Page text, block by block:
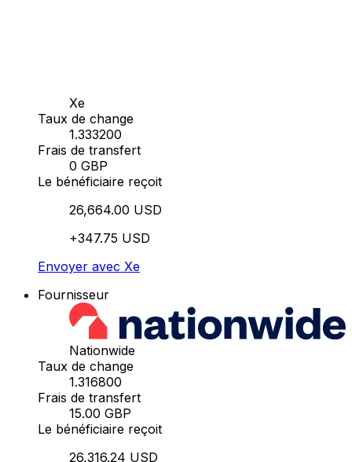
Xe
Taux de change
1.333200
Frais de transfert
0 GBP
Le bénéficiaire reçoit
26,664.00 USD
+347.75 USD
Envoyer avec Xe
Fournisseur
Nationwide
Taux de change
1.316800
Frais de transfert
15.00 GBP
Le bénéficiaire reçoit
26,316.24 USD